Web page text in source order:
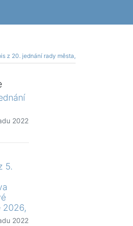
z 20. jednání rady města,
2022
5.
2026,
2022